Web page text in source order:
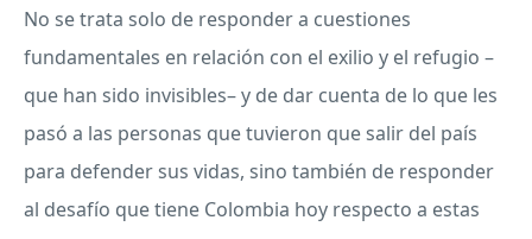
No se trata solo de responder a cuestiones
fundamentales en relación con el exilio y el refugio –
que han sido invisibles– y de dar cuenta de lo que les
pasó a las personas que tuvieron que salir del país
para defender sus vidas, sino también de responder
al desafío que tiene Colombia hoy respecto a estas